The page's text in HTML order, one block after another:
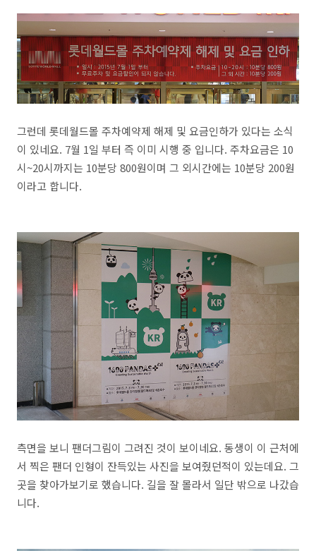
그런데 롯데월드몰 주차예약제 해제 및 요금인하가 있다는 소식
이 있네요. 7월 1일 부터 즉 이미 시행 중 입니다. 주차요금은 10
시~20시까지는 10분당 800원이며 그 외시간에는 10분당 200원
이라고 합니다.
측면을 보니 팬더그림이 그려진 것이 보이네요. 동생이 이 근처에
서 찍은 팬더 인형이 잔득있는 사진을 보여줬던적이 있는데요. 그
곳을 찾아가보기로 했습니다. 길을 잘 몰라서 일단 밖으로 나갔습
니다.